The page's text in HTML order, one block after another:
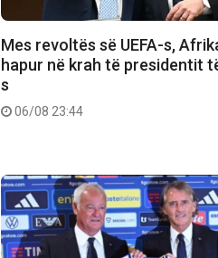
Mes revoltës së UEFA-s,
hapur në krah të presidentit
s
06/08 23:44